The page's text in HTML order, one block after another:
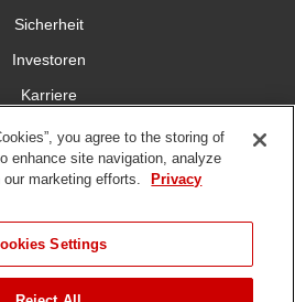
Sicherheit
Investoren
Karriere
Sie sich mit uns
Datenschutzrichtlinie
you agree to the storing of
enhance site navigation, analyze
marketing efforts.
Privacy
Settings